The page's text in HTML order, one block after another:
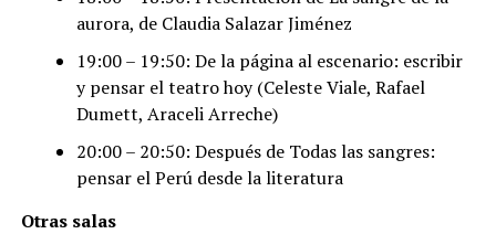
aurora, de Claudia Salazar Jiménez
19:00 – 19:50: De la página al escenario: escribir
y pensar el teatro hoy (Celeste Viale, Rafael
Dumett, Araceli Arreche)
20:00 – 20:50: Después de Todas las sangres:
pensar el Perú desde la literatura
Otras salas